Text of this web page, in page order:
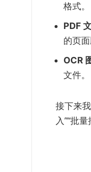
格式。
PDF
的页面
OCR
文件。
接下来
入”“批